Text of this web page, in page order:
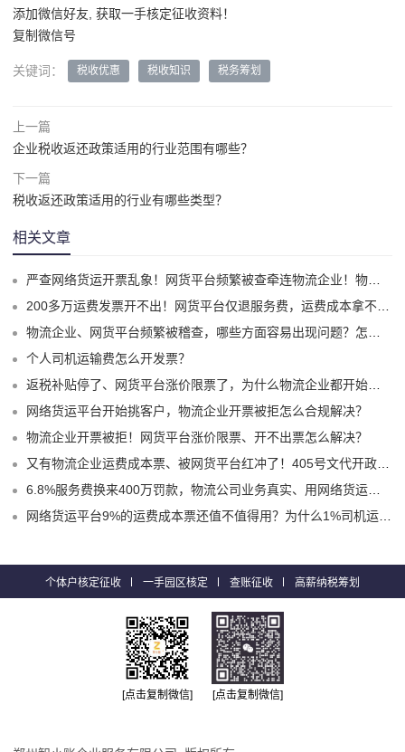
添加微信好友, 获取一手核定征收资料！
复制微信号
关键词： 税收优惠 税收知识 税务筹划
上一篇
企业税收返还政策适用的行业范围有哪些？
下一篇
税收返还政策适用的行业有哪些类型？
相关文章
严查网络货运开票乱象！网货平台频繁被查牵连物流企业！物流企业该怎么合规拿到运费成本票？
200多万运费发票开不出！网货平台仅退服务费，运费成本拿不到怎么办？
物流企业、网货平台频繁被稽查，哪些方面容易出现问题？怎么实现合规经营？
个人司机运输费怎么开发票？
返税补贴停了、网货平台涨价限票了，为什么物流企业都开始选择1%司机运费成本票了？
网络货运平台开始挑客户，物流企业开票被拒怎么合规解决？
物流企业开票被拒！网货平台涨价限票、开不出票怎么解决？
又有物流企业运费成本票、被网货平台红冲了！405号文代开政策、试点平台合规破局！
6.8%服务费换来400万罚款，物流公司业务真实、用网络货运平台9%运费票就不会有问题嘛？
网络货运平台9%的运费成本票还值不值得用？为什么1%司机运费票更适合物流企业？
个体户核定征收 一手园区核定 查账征收 高薪纳税筹划
[点击复制微信] [点击复制微信]